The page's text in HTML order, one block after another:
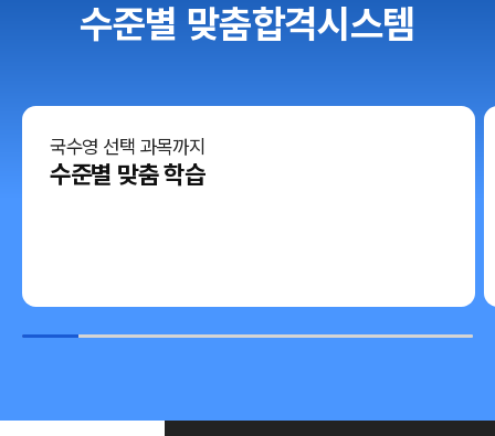
수준별 맞춤합격시스템
국수영 선택 과목까지
수준별 맞춤 학습